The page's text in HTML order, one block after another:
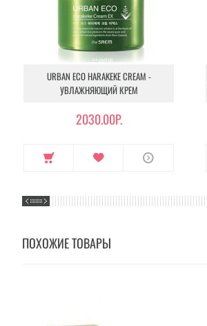
URBAN ECO HARAKEKE CREAM -
УВЛАЖНЯЮЩИЙ КРЕМ
2030.00Р.
ПОХОЖИЕ ТОВАРЫ